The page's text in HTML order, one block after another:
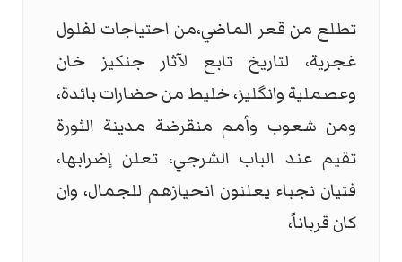
تطلع من قعر الماضي،من احتياجات لفلول
غجرية، لتاريخ تابع لآثار جنكيز خان
وعصملية وانگليز، خليط من حضارات بائدة،
ومن شعوب وأمم منقرضة مدينة الثورة
تقيم عند الباب الشرجي، تعلن إضرابها،
فتيان نجباء يعلنون انحيازهم للجمال، وان
كان قرباناً،